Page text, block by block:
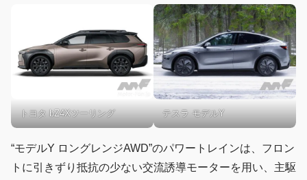
トヨタ bZ4Xツーリング テスラ モデルY
“モデルY ロングレンジAWD”のパワートレインは、フロン
トに引きずり抵抗の少ない交流誘導モーターを用い、主駆